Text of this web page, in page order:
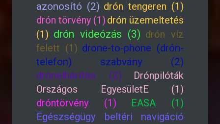
azonosító (2) drón tengeren (1)
drón törvény (1) drón üzemeltetés
(1) drón videózás (3) drón víz
felett (1) drone-to-phone (drón-
telefon) szabvány (2)
drónelhárítás (2)
Drónpilóták
Országos EgyesületE (1)
dróntörvény (1)
EASA (1)
Egészségügy beltéri navigáció